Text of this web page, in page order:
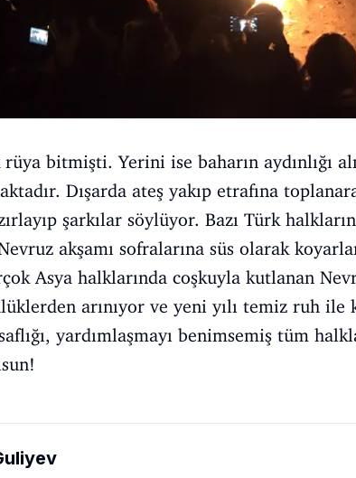
bitmişti. Yerini ise baharın aydınlığı
Dışarda ateş yakıp etrafına
şarkılar söylüyor. Bazı Türk
akşamı sofralarına süs olarak
Asya halklarında coşkuyla kutlanan
arınıyor ve yeni yılı temiz ruh
yardımlaşmayı benimsemiş tüm